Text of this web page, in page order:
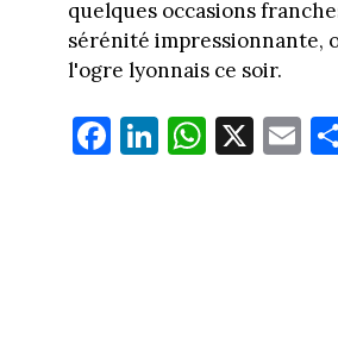
quelques occasions
sérénité impressionnante,
l'ogre lyonnais ce soir.
Fa
ce
Li
nk
W
ha
X E
m